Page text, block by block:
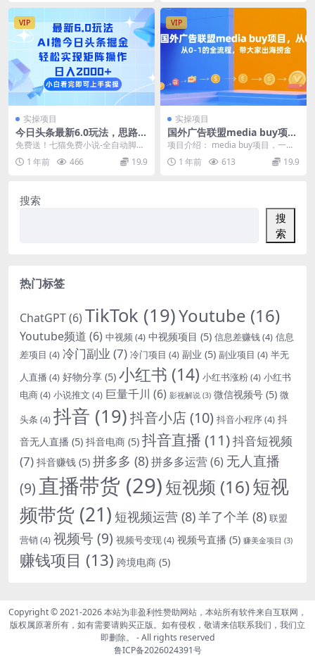
VIP
实操项目
今日头条最新6.0玩法，思路简
单，复制粘贴，轻松实现矩阵
免费送！七猫免费小说-全自动脚本
运行-轻松日入500＋ 免费知识分享-
感兴趣可以...
1 年前 466 19.9
VIP
实操项目
国外广告联盟media buy项
目，从0-1的全流程，带大家
项目介绍： media buy项目，一句
话就可以说清楚：通过谷歌广告投
放商家的品...
1 年前 613 19.9
搜索
搜
索
热门标签
ChatGPT(6) TikTok (19)Youtube (16)
Youtube频道 (6) 中视频(4) 中视频项目 (5) 信息差赚钱(4) 信息
差项目 (4) 冷门副业 (7) 冷门项目 (4) 副业 (5) 副业项目 (4) 半无
人直播 (4) 好物分享 (5) 小红书 (14) 小红书涨粉(4) 小红书
电商(4) 小说推文 (4) 巨量千川 (6) 影视解说 (3) 微信视频号 (5) 微
头条 (4) 抖音 (19)抖音小店(10) 抖音小程序(4) 抖
音无人直播 (5) 抖音电商 (5) 抖音直播 (11)抖音短视频
(7) 抖音赚钱 (5) 拼多多 (8)拼多多运营(6) 无人直播
(9) 直播带货 (29)短视频 (16)短视
频带货 (21) 短视频运营 (8)羊了个羊 (8) 联盟
营销 (4) 视频号(9) 视频号变现(4) 视频号直播 (5) 赚美金项目 (3)
赚钱项目 (13) 跨境电商 (5)
Copyright © 2021-2026本站为非盈利性赞助网站，本站所有软件来自互联网，
版权属原著所有，如有需要请购买正版。如有侵权，敬请来信联系我们，我们立
即删除。
- All rights reserved
鲁ICP备2026024391号